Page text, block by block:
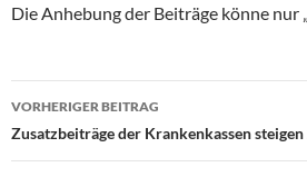
Die Anhebung der Beiträge könne nur
Beitrags-
Navigation
VORHERIGER BEITRAG
Zusatzbeiträge der Krankenkassen